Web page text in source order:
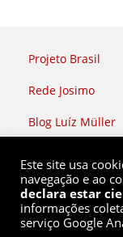
Projeto Brasil
Rede Josimo
Blog Luíz Müller
Rede Soberania |
Este site usa
navegação e ao
declara estar
informações
serviço Google